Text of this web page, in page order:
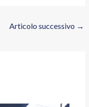
Articolo successivo →